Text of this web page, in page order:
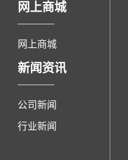
网上商城
网上商城
新闻资讯
公司新闻
行业新闻